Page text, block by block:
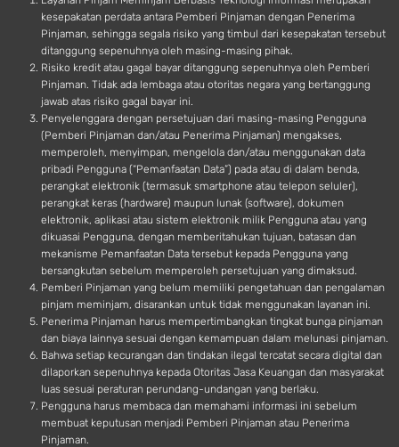
kesepakatan perdata antara Pemberi Pinjaman dengan Penerima
Pinjaman, sehingga segala risiko yang timbul dari kesepakatan tersebut
ditanggung sepenuhnya oleh masing-masing pihak.
Risiko kredit atau gagal bayar ditanggung sepenuhnya oleh Pemberi
Pinjaman. Tidak ada lembaga atau otoritas negara yang bertanggung
jawab atas risiko gagal bayar ini.
Penyelenggara dengan persetujuan dari masing-masing Pengguna
(Pemberi Pinjaman dan/atau Penerima Pinjaman) mengakses,
memperoleh, menyimpan, mengelola dan/atau menggunakan data
pribadi Pengguna (“Pemanfaatan Data”) pada atau di dalam benda,
perangkat elektronik (termasuk smartphone atau telepon seluler),
perangkat keras (hardware) maupun lunak (software), dokumen
elektronik, aplikasi atau sistem elektronik milik Pengguna atau yang
dikuasai Pengguna, dengan memberitahukan tujuan, batasan dan
mekanisme Pemanfaatan Data tersebut kepada Pengguna yang
bersangkutan sebelum memperoleh persetujuan yang dimaksud.
Pemberi Pinjaman yang belum memiliki pengetahuan dan pengalaman
pinjam meminjam, disarankan untuk tidak menggunakan layanan ini.
Penerima Pinjaman harus mempertimbangkan tingkat bunga pinjaman
dan biaya lainnya sesuai dengan kemampuan dalam melunasi pinjaman.
Bahwa setiap kecurangan dan tindakan ilegal tercatat secara digital dan
dilaporkan sepenuhnya kepada Otoritas Jasa Keuangan dan masyarakat
luas sesuai peraturan perundang-undangan yang berlaku.
Pengguna harus membaca dan memahami informasi ini sebelum
membuat keputusan menjadi Pemberi Pinjaman atau Penerima
Pinjaman.